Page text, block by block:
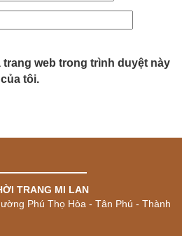
trang web trong trình duyệt này
tôi.
TRANG MI LAN
Phú Thọ Hòa - Tân Phú - Thành